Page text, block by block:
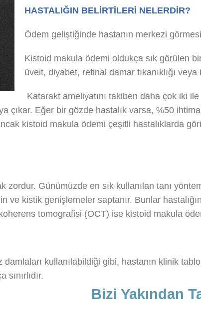
HASTALIĞIN BELİRTİLERİ NELERDİR?
Ödem geliştiğinde hastanın merkezi
Kistoid makula ödemi oldukça sık görülen
üveit, diyabet, retinal damar tıkanıklığı
Katarakt ameliyatını takiben daha çok iki
çıkar. Eğer bir gözde hastalık varsa, %50
ncak kistoid makula ödemi çeşitli hastalıklarda
zordur. Günümüzde en sık kullanılan tanı
ve kistik genişlemeler saptanır. Bunlar
tomografisi (OCT) ise kistoid makula
kullanılabildiği gibi, hastanın klinik
Bizi Yakından